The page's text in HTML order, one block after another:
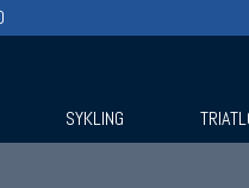
SYKLING